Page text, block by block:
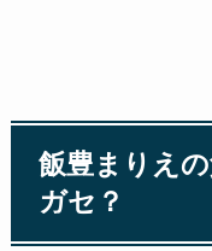
飯豊まりえ
ガセ？